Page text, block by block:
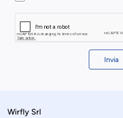
Invia
Wirfly Srl